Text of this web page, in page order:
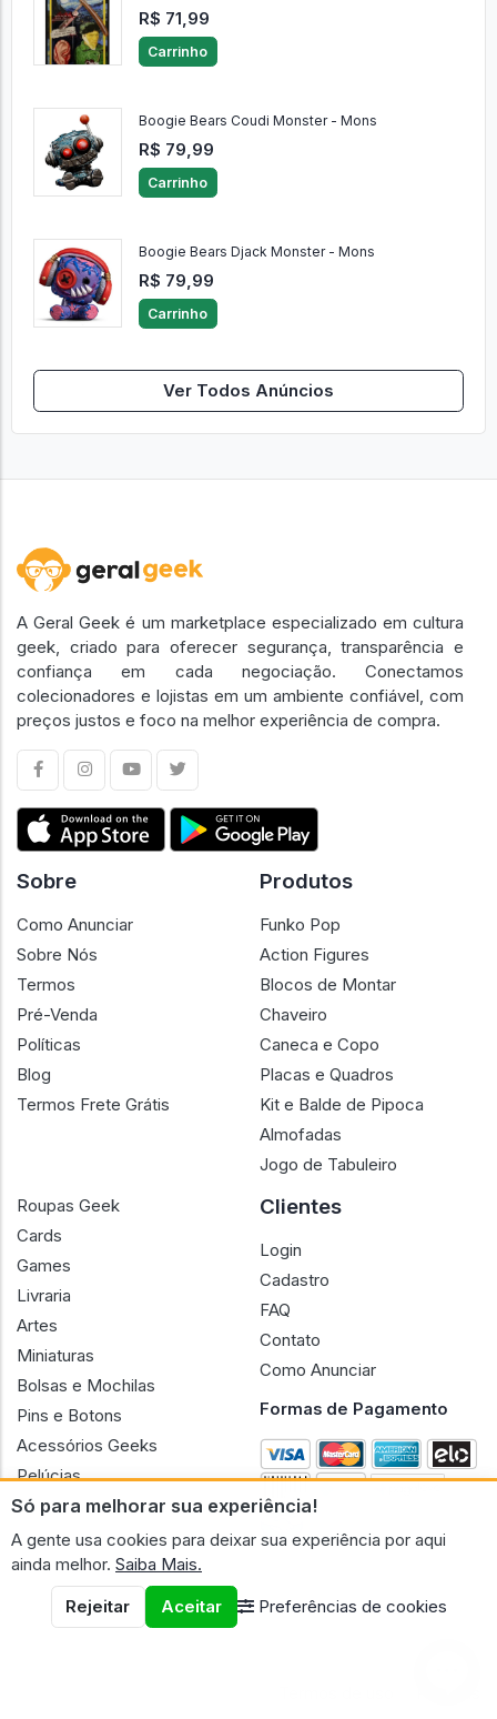
R$ 71,99
Carrinho
Boogie Bears Coudi Monster - Mons
R$ 79,99
Carrinho
Boogie Bears Djack Monster - Mons
R$ 79,99
Carrinho
Ver Todos Anúncios
Só para melhorar sua experiência!
A gente usa cookies para deixar sua experiência por aqui
ainda melhor. Saiba Mais.
Rejeitar
Aceitar Preferências de cookies
A Geral Geek é um marketplace especializado em cultura
geek, criado para oferecer segurança, transparência e
confiança em cada negociação. Conectamos
colecionadores e lojistas em um ambiente confiável, com
preços justos e foco na melhor experiência de compra.
Sobre
Como Anunciar
Sobre Nós
Termos
Pré-Venda
Políticas
Blog
Termos Frete Grátis
Produtos
Funko Pop
Action Figures
Blocos de Montar
Chaveiro
Caneca e Copo
Placas e Quadros
Kit e Balde de Pipoca
Almofadas
Jogo de Tabuleiro
Roupas Geek
Cards
Games
Livraria
Artes
Miniaturas
Bolsas e Mochilas
Pins e Botons
Acessórios Geeks
Pelúcias
Bonecas
Clientes
Login
Cadastro
FAQ
Contato
Como Anunciar
Formas de Pagamento
CNPJ n.º 30.220.458/0001-17 - GERAL GEEK PORTAL ELETRONICO